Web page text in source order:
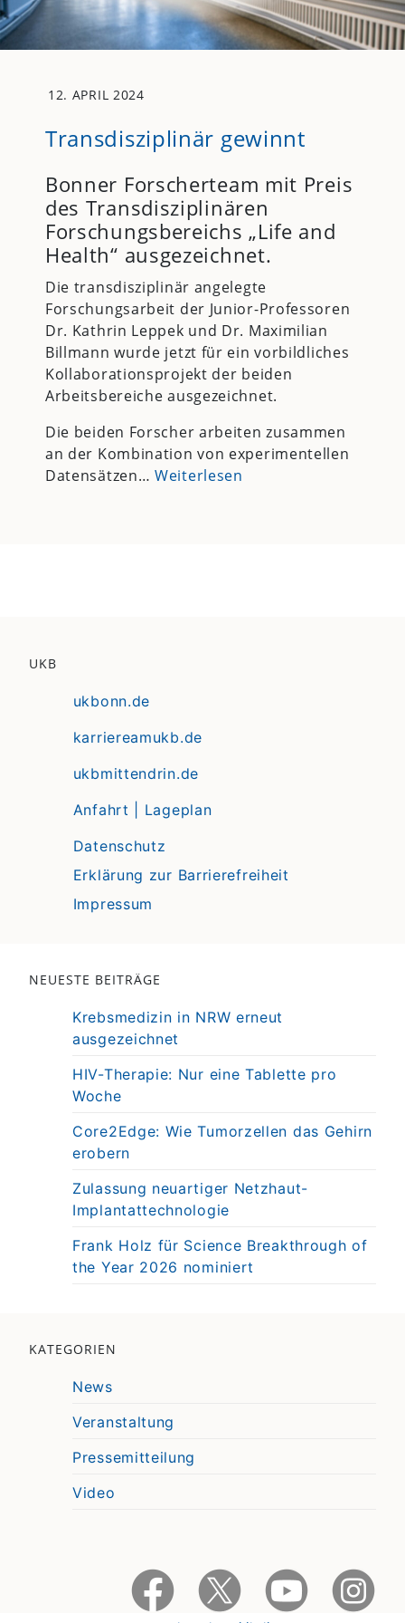
12. APRIL 2024
Transdisziplinär gewinnt
Bonner Forscherteam mit Preis
des Transdisziplinären
Forschungsbereichs „Life and
Health“ ausgezeichnet.
Die transdisziplinär angelegte
Forschungsarbeit der Junior-Professoren
Dr. Kathrin Leppek und Dr. Maximilian
Billmann wurde jetzt für ein vorbildliches
Kollaborationsprojekt der beiden
Arbeitsbereiche ausgezeichnet.
Die beiden Forscher arbeiten zusammen
an der Kombination von experimentellen
Datensätzen…Weiterlesen
UKB
ukbonn.de
karriereamukb.de
ukbmittendrin.de
Anfahrt | Lageplan
Datenschutz
Erklärung zur Barrierefreiheit
Impressum
NEUESTE BEITRÄGE
Krebsmedizin in NRW erneut
ausgezeichnet
HIV-Therapie: Nur eine Tablette pro
Woche
Core2Edge: Wie Tumorzellen das Gehirn
erobern
Zulassung neuartiger Netzhaut-
Implantattechnologie
Frank Holz für Science Breakthrough of
the Year 2026 nominiert
KATEGORIEN
News
Veranstaltung
Pressemitteilung
Video